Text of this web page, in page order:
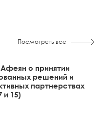
Посмотреть все
о принятии
решений и
партнерствах
и 15)